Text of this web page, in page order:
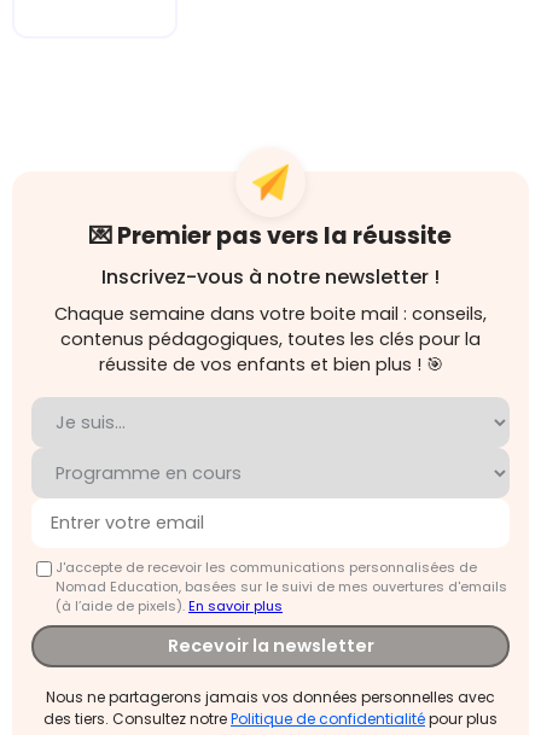
💌 Premier pas vers la réussite
Inscrivez-vous à notre newsletter !
Chaque semaine dans votre boite mail : conseils,
contenus pédagogiques, toutes les clés pour la
réussite de vos enfants et bien plus ! 🎯
J'accepte de recevoir les communications personnalisées de
Nomad Education, basées sur le suivi de mes ouvertures d'emails
(à l’aide de pixels).En savoir plus
Recevoir la newsletter
Nous ne partagerons jamais vos données personnelles avec
des tiers. Consultez notrePolitique de confidentialitépour plus